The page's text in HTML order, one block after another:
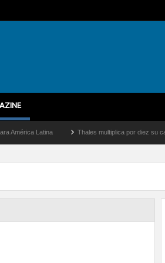
Latina Thales multiplica por diez su